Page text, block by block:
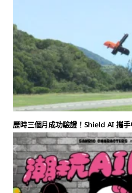
歷時三個月成功驗證！Shield AI 攜